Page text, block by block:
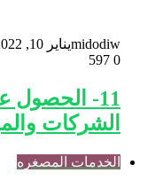
midodiwيناير 10, 2022
0
11-
الشركات
الخدمات المصغره